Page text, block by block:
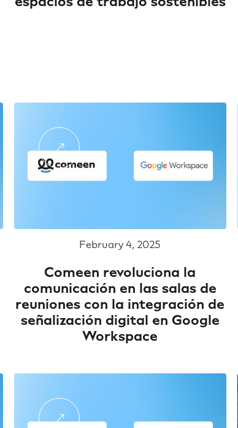
February 4, 2025
Comeen revoluciona la
comunicación en las salas de
reuniones con la integración de
señalización digital en Google
Workspace